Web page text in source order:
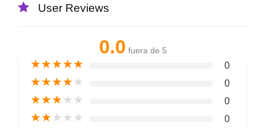
User Reviews
0.0 fuera de 5
★★★★★ 0
★★★★★ 0
★★★★★ 0
★★★★★ 0